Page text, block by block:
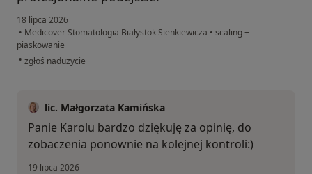
18 lipca 2026
• Medicover Stomatologia Białystok Sienkiewicza • scaling +
piaskowanie
• w opinii użytkownika Karol
zgłoś nadużycie
lic. Małgorzata Kamińska
Panie Karolu bardzo dziękuję za opinię, do
zobaczenia ponownie na kolejnej kontroli:)
19 lipca 2026